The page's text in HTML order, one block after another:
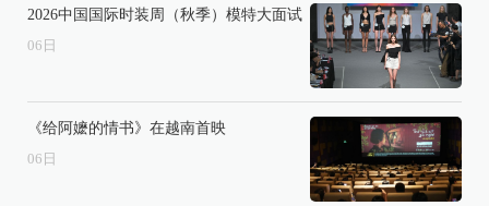
2026中国国际时装周（秋季）模特大面试
06 日
《给阿嬷的情书》在越南首映
06 日